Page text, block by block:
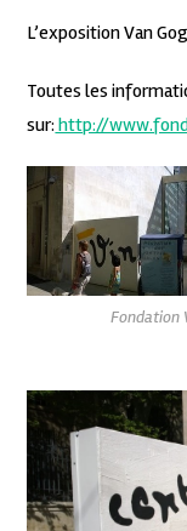
L’exposition Van
Toutes les
sur: http://
Fondation